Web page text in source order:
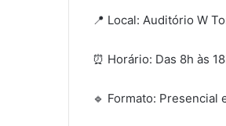
📍 Local: Auditório W
⏰ Horário: Das 8h às
🔹 Formato: Presencial